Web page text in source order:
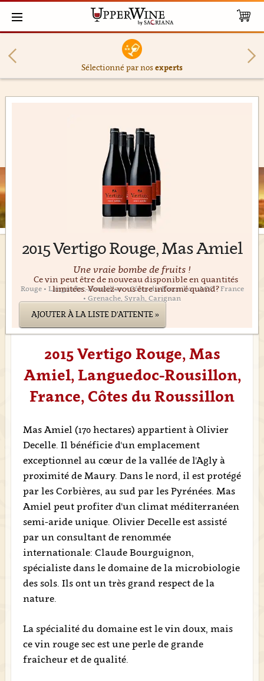
Sélectionné par nosexperts
2015 Vertigo Rouge, Mas Amiel
Une vraie bombe de fruits !
Rouge • Languedoc-Roussillon • Côtes-du-Roussillon AOC • France
• Grenache, Syrah, Carignan
Ce vin peut être de nouveau disponible en quantités
limitées. Voulez-vous être informé quand?
AJOUTER À LA LISTE D'ATTENTE »
2015 Vertigo Rouge, Mas
Amiel, Languedoc-Rousillon,
France, Côtes du Roussillon
Mas Amiel (170 hectares) appartient à Olivier
Decelle. Il bénéficie d'un emplacement
exceptionnel au cœur de la vallée de l'Agly à
proximité de Maury. Dans le nord, il est protégé
par les Corbières, au sud par les Pyrénées. Mas
Amiel peut profiter d'un climat méditerranéen
semi-aride unique. Olivier Decelle est assisté
par un consultant de renommée
internationale: Claude Bourguignon,
spécialiste dans le domaine de la microbiologie
des sols. Ils ont un très grand respect de la
nature.
La spécialité du domaine est le vin doux, mais
ce vin rouge sec est une perle de grande
fraîcheur et de qualité.